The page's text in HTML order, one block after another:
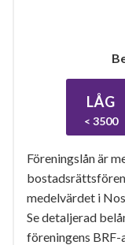
LÅG
< 3500
Föreningslån är
medelvärdet i
Se detaljerad
föreningens BRF-